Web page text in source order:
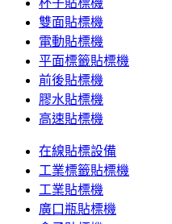
雙面貼標機
電動貼標機
平面標籤貼標機
前後貼標機
膠水貼標機
高速貼標機
在線貼標設備
工業標籤貼標機
工業貼標機
廣口瓶貼標機